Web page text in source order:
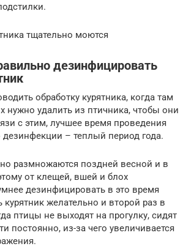
тщательно моются
дезинфицировать
обработку курятника, когда там
нужно удалить из птичника, чтобы они
с этим, лучшее время проведения
– теплый период года.
размножаются поздней весной и в
от клещей, вшей и блох
дезинфицировать в это время
курятник желательно и второй раз в
птицы не выходят на прогулку, сидят
постоянно, из-за чего увеличивается